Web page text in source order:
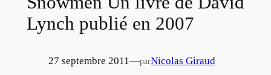
Lynch publié en 2007
27 septembre 2011—parNicolas Giraud